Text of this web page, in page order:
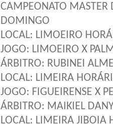
CAMPEONATO MASTER
DOMINGO
LOCAL: LIMOEIRO
JOGO: LIMOEIRO X
ÁRBITRO: RUBINEI
LOCAL: LIMEIRA
JOGO: FIGUEIRENSE X
ÁRBITRO: MAIKIEL
LOCAL: LIMEIRA JIBOIA